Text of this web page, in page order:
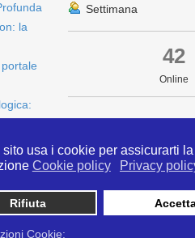
sito usa i cookie per assicurarti
Cookie policy Privacy
Rifiuta
Cookie:
la
Settimana
42
Online
info@ipertermiaitalia.it tel. 331/
diramato nel rispetto delle Linee